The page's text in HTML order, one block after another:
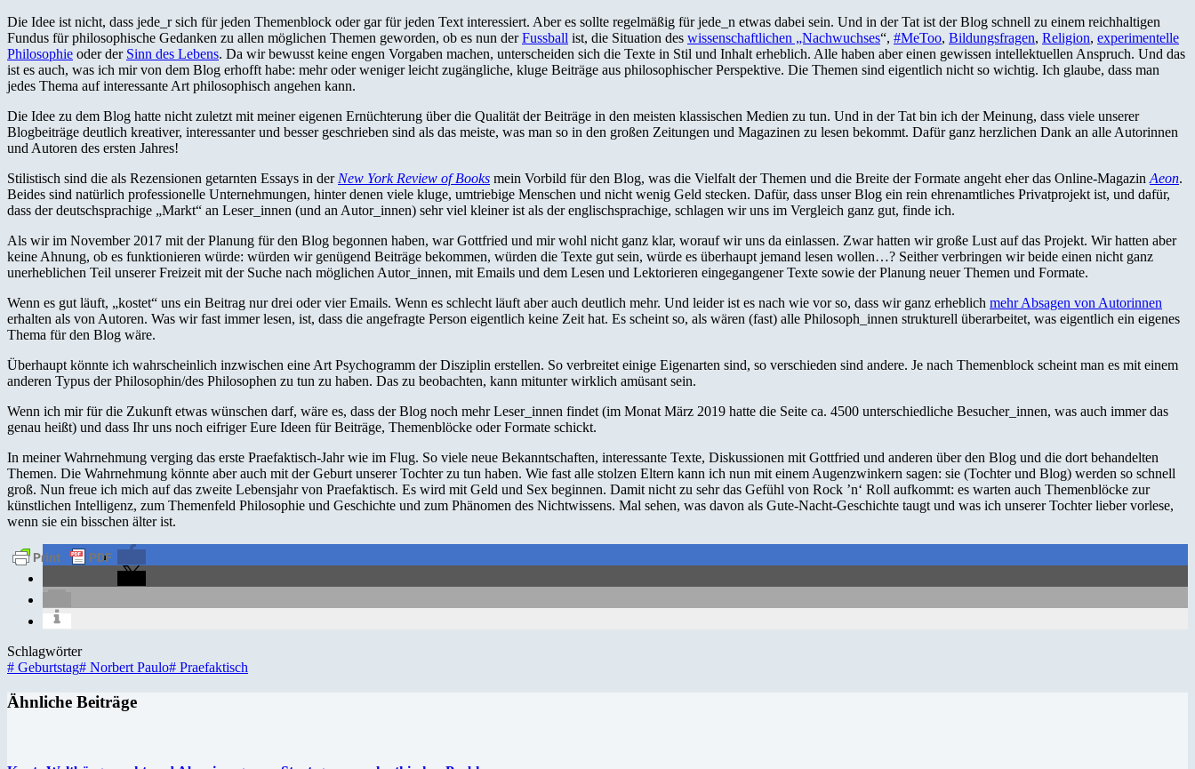
Die Idee ist nicht, dass jede_r sich für jeden Themenblock oder gar für jeden Text interessiert. Aber es sollte regelmäßig für jede_n etwas dabei sein. Und in der Tat ist der Blog schnell zu einem reichhaltigen
Fundus für philosophische Gedanken zu allen möglichen Themen geworden, ob es nun derFussball ist, die Situation des wissenschaftlichen „Nachwuchses“, #MeToo, Bildungsfragen, Religion, experimentelle
Philosophie oder der Sinn des Lebens. Da wir bewusst keine engen Vorgaben machen, unterscheiden sich die Texte in Stil und Inhalt erheblich. Alle haben aber einen gewissen intellektuellen Anspruch. Und das
ist es auch, was ich mir von dem Blog erhofft habe: mehr oder weniger leicht zugängliche, kluge Beiträge aus philosophischer Perspektive. Die Themen sind eigentlich nicht so wichtig. Ich glaube, dass man
jedes Thema auf interessante Art philosophisch angehen kann.
Die Idee zu dem Blog hatte nicht zuletzt mit meiner eigenen Ernüchterung über die Qualität der Beiträge in den meisten klassischen Medien zu tun. Und in der Tat bin ich der Meinung, dass viele unserer
Blogbeiträge deutlich kreativer, interessanter und besser geschrieben sind als das meiste, was man so in den großen Zeitungen und Magazinen zu lesen bekommt. Dafür ganz herzlichen Dank an alle Autorinnen
und Autoren des ersten Jahres!
Stilistisch sind die als Rezensionen getarnten Essays in der New York Review of Books mein Vorbild für den Blog, was die Vielfalt der Themen und die Breite der Formate angeht eher das Online-Magazin Aeon.
Beides sind natürlich professionelle Unternehmungen, hinter denen viele kluge, umtriebige Menschen und nicht wenig Geld stecken. Dafür, dass unser Blog ein rein ehrenamtliches Privatprojekt ist, und dafür,
dass der deutschsprachige „Markt“ an Leser_innen (und an Autor_innen) sehr viel kleiner ist als der englischsprachige, schlagen wir uns im Vergleich ganz gut, finde ich.
Als wir im November 2017 mit der Planung für den Blog begonnen haben, war Gottfried und mir wohl nicht ganz klar, worauf wir uns da einlassen. Zwar hatten wir große Lust auf das Projekt. Wir hatten aber
keine Ahnung, ob es funktionieren würde: würden wir genügend Beiträge bekommen, würden die Texte gut sein, würde es überhaupt jemand lesen wollen…? Seither verbringen wir beide einen nicht ganz
unerheblichen Teil unserer Freizeit mit der Suche nach möglichen Autor_innen, mit Emails und dem Lesen und Lektorieren eingegangener Texte sowie der Planung neuer Themen und Formate.
Wenn es gut läuft, „kostet“ uns ein Beitrag nur drei oder vier Emails. Wenn es schlecht läuft aber auch deutlich mehr. Und leider ist es nach wie vor so, dass wir ganz erheblich mehr Absagen von Autorinnen
erhalten als von Autoren. Was wir fast immer lesen, ist, dass die angefragte Person eigentlich keine Zeit hat. Es scheint so, als wären (fast) alle Philosoph_innen strukturell überarbeitet, was eigentlich ein eigenes
Thema für den Blog wäre.
Überhaupt könnte ich wahrscheinlich inzwischen eine Art Psychogramm der Disziplin erstellen. So verbreitet einige Eigenarten sind, so verschieden sind andere. Je nach Themenblock scheint man es mit einem
anderen Typus der Philosophin/des Philosophen zu tun zu haben. Das zu beobachten, kann mitunter wirklich amüsant sein.
Wenn ich mir für die Zukunft etwas wünschen darf, wäre es, dass der Blog noch mehr Leser_innen findet (im Monat März 2019 hatte die Seite ca. 4500 unterschiedliche Besucher_innen, was auch immer das
genau heißt) und dass Ihr uns noch eifriger Eure Ideen für Beiträge, Themenblöcke oder Formate schickt.
In meiner Wahrnehmung verging das erste Praefaktisch-Jahr wie im Flug. So viele neue Bekanntschaften, interessante Texte, Diskussionen mit Gottfried und anderen über den Blog und die dort behandelten
Themen. Die Wahrnehmung könnte aber auch mit der Geburt unserer Tochter zu tun haben. Wie fast alle stolzen Eltern kann ich nun mit einem Augenzwinkern sagen: sie (Tochter und Blog) werden so schnell
groß. Nun freue ich mich auf das zweite Lebensjahr von Praefaktisch. Es wird mit Geld und Sex beginnen. Damit nicht zu sehr das Gefühl von Rock ’n‘ Roll aufkommt: es warten auch Themenblöcke zur
künstlichen Intelligenz, zum Themenfeld Philosophie und Geschichte und zum Phänomen des Nichtwissens. Mal sehen, was davon als Gute-Nacht-Geschichte taugt und was ich unserer Tochter lieber vorlese,
wenn sie ein bisschen älter ist.
Schlagwörter
# Geburtstag# Norbert Paulo# Praefaktisch
Ähnliche Beiträge